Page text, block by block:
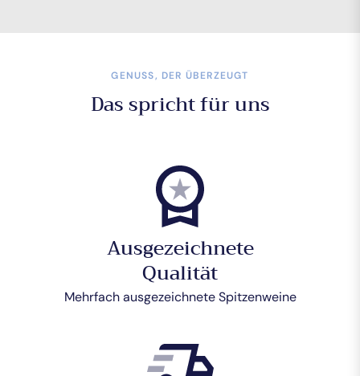
GENUSS, DER ÜBERZEUGT
Das spricht für uns
Ausgezeichnete
Qualität
Mehrfach ausgezeichnete Spitzenweine